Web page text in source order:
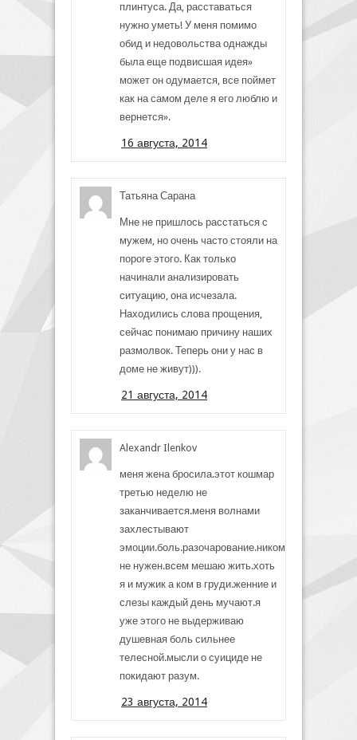
плинтуса. Да, расставаться
нужно уметь! У меня помимо
обид и недовольства однажды
была еще подвисшая идея»
может он одумается, все поймет
как на самом деле я его люблю и
вернется».
16 августа, 2014
Татьяна Сарана
Мне не пришлось расстаться с
мужем, но очень часто стояли на
пороге этого. Как только
начинали анализировать
ситуацию, она исчезала.
Находились слова прощения,
сейчас понимаю причину наших
размолвок. Теперь они у нас в
доме не живут))).
21 августа, 2014
Alexandr Ilenkov
меня жена бросила.этот кошмар
третью неделю не
заканчивается.меня волнами
захлестывают
эмоции.боль.разочарование.никому
не нужен.всем мешаю жить.хоть
я и мужик а ком в груди.женние и
слезы каждый день мучают.я
уже этого не выдерживаю
душевная боль сильнее
телесной.мысли о суициде не
покидают разум.
23 августа, 2014